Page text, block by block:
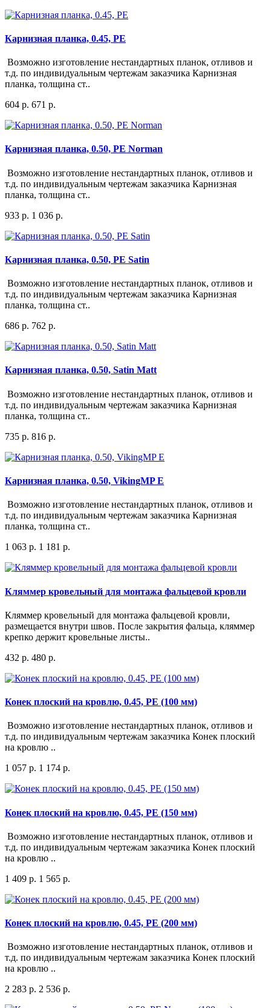
Карнизная планка, 0.45, PE
Возможно изготовление нестандартных планок, отливов и
т.д. по индивидуальным чертежам заказчика Карнизная
планка, толщина ст..
604 р. 671 р.
Карнизная планка, 0.50, PE Norman
Возможно изготовление нестандартных планок, отливов и
т.д. по индивидуальным чертежам заказчика Карнизная
планка, толщина ст..
933 р. 1 036 р.
Карнизная планка, 0.50, PE Satin
Возможно изготовление нестандартных планок, отливов и
т.д. по индивидуальным чертежам заказчика Карнизная
планка, толщина ст..
686 р. 762 р.
Карнизная планка, 0.50, Satin Matt
Возможно изготовление нестандартных планок, отливов и
т.д. по индивидуальным чертежам заказчика Карнизная
планка, толщина ст..
735 р. 816 р.
Карнизная планка, 0.50, VikingMP E
Возможно изготовление нестандартных планок, отливов и
т.д. по индивидуальным чертежам заказчика Карнизная
планка, толщина ст..
1 063 р. 1 181 р.
Кляммер кровельный для монтажа фальцевой кровли
Кляммер кровельный для монтажа фальцевой кровли,
размещается внутри швов. После закрытия фальца, кляммер
крепко держит кровельные листы..
432 р. 480 р.
Конек плоский на кровлю, 0.45, PE (100 мм)
Возможно изготовление нестандартных планок, отливов и
т.д. по индивидуальным чертежам заказчика Конек плоский
на кровлю ..
1 057 р. 1 174 р.
Конек плоский на кровлю, 0.45, PE (150 мм)
Возможно изготовление нестандартных планок, отливов и
т.д. по индивидуальным чертежам заказчика Конек плоский
на кровлю ..
1 409 р. 1 565 р.
Конек плоский на кровлю, 0.45, PE (200 мм)
Возможно изготовление нестандартных планок, отливов и
т.д. по индивидуальным чертежам заказчика Конек плоский
на кровлю ..
2 283 р. 2 536 р.